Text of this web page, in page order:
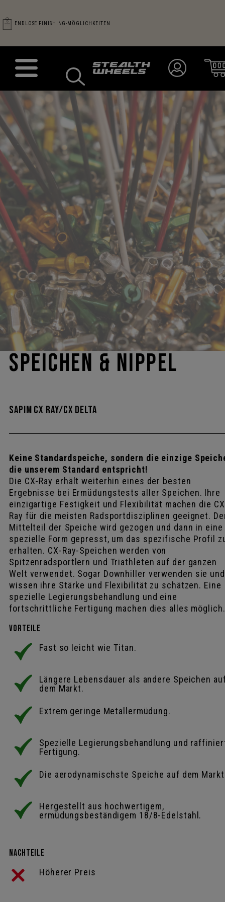
SPEICHEN & NIPPEL
SAPIM CX RAY/CX DELTA
Keine Standardspeiche, sondern die einzige
die unserem Standard entspricht!
Die CX-Ray erhält weiterhin eines der besten
Ergebnisse bei Ermüdungstests aller Speichen. Ihre
einzigartige Festigkeit und Flexibilität machen die
Ray für die meisten Radsportdisziplinen geeignet.
Mittelteil der Speiche wird gezogen und dann in eine
spezielle Form gepresst, um das spezifische Profil
erhalten. CX-Ray-Speichen werden von
Spitzenradsportlern und Triathleten auf der ganzen
Welt verwendet. Sogar Downhiller verwenden sie und
wissen ihre Stärke und Flexibilität zu schätzen. Eine
spezielle Legierungsbehandlung und eine
fortschrittliche Fertigung machen dies alles möglich.
Vorteile
Fast so leicht wie Titan.
Längere Lebensdauer als andere Speichen
dem Markt.
Extrem geringe Metallermüdung.
Spezielle Legierungsbehandlung und
Fertigung.
Die aerodynamischste Speiche auf dem
Hergestellt aus hochwertigem,
ermüdungsbeständigem 18/8-Edelstahl.
Nachteile
Höherer Preis